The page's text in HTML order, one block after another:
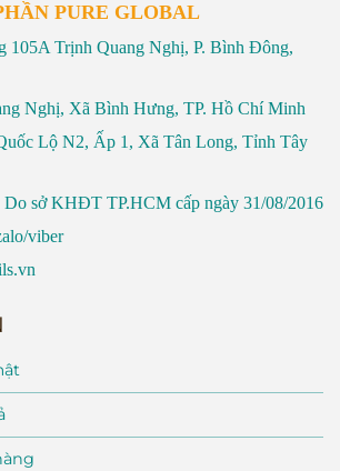
PURE GLOBAL
105A Trịnh Quang Nghị, P. Bình Đông,
Nghị, Xã Bình Hưng, TP. Hồ Chí Minh
Lộ N2, Ấp 1, Xã Tân Long, Tỉnh Tây
Do sở KHĐT TP.HCM cấp ngày 31/08/2016
viber